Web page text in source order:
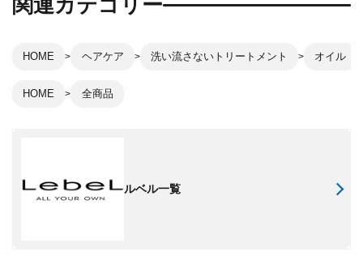
関連カテゴリー
HOME ヘアケア 洗い流さないトリートメント オイル
HOME 全商品
ルベル一覧